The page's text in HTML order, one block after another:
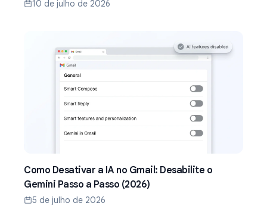
10 de julho de 2026
Como Desativar a IA no Gmail: Desabilite o
Gemini Passo a Passo (2026)
5 de julho de 2026